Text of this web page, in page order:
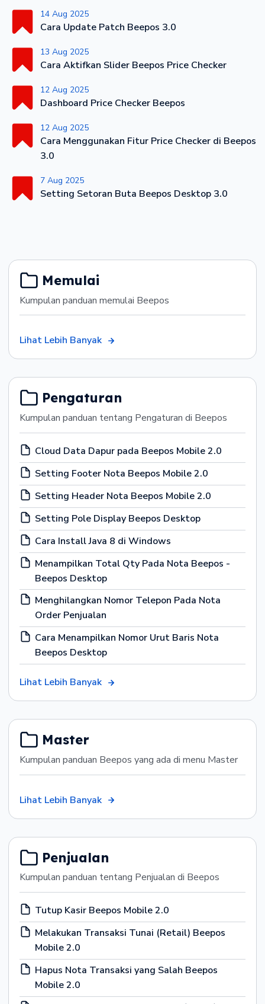
14 Aug 2025
Cara Update Patch Beepos 3.0
13 Aug 2025
Cara Aktifkan Slider Beepos Price Checker
12 Aug 2025
Dashboard Price Checker Beepos
12 Aug 2025
Cara Menggunakan Fitur Price Checker di Beepos
3.0
7 Aug 2025
Setting Setoran Buta Beepos Desktop 3.0
Memulai
Kumpulan panduan memulai Beepos
Lihat Lebih Banyak
Pengaturan
Kumpulan panduan tentang Pengaturan di Beepos
Cloud Data Dapur pada Beepos Mobile 2.0
Setting Footer Nota Beepos Mobile 2.0
Setting Header Nota Beepos Mobile 2.0
Setting Pole Display Beepos Desktop
Cara Install Java 8 di Windows
Menampilkan Total Qty Pada Nota Beepos -
Beepos Desktop
Menghilangkan Nomor Telepon Pada Nota
Order Penjualan
Cara Menampilkan Nomor Urut Baris Nota
Beepos Desktop
Lihat Lebih Banyak
Master
Kumpulan panduan Beepos yang ada di menu Master
Lihat Lebih Banyak
Penjualan
Kumpulan panduan tentang Penjualan di Beepos
Tutup Kasir Beepos Mobile 2.0
Melakukan Transaksi Tunai (Retail) Beepos
Mobile 2.0
Hapus Nota Transaksi yang Salah Beepos
Mobile 2.0